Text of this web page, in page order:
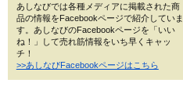
あしなびでは各種メディアに掲載された商
品の情報をFacebookページで紹介していま
す。あしなびのFacebookページを「いい
ね！」して売れ筋情報をいち早くキャッ
チ！
>>あしなびFacebookページはこちら